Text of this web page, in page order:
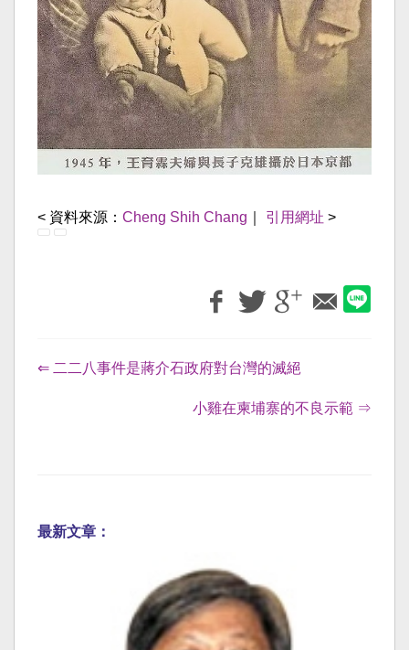
< 資料來源： Cheng Shih Chang 引用網址 >
⇐ 二二八事件是蔣介石政府對台灣的滅絕
小雞在柬埔寨的不良示範 ⇒
最新文章：